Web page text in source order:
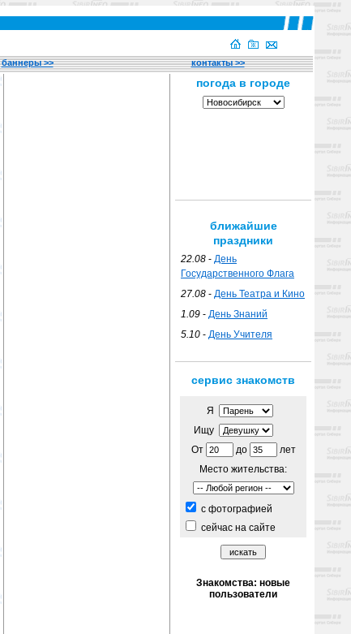
баннеры >> контакты >>
ближайшие
праздники
22.08 - День
Государственного Флага
27.08 - День Театра и Кино
1.09 - День Знаний
5.10 - День Учителя
сервис знакомств
Я
Ищу
От
до
лет
Место жительства:
c фотографией
сейчас на сайте